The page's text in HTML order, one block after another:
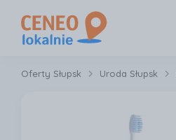
Oferty Słupsk Uroda Słupsk